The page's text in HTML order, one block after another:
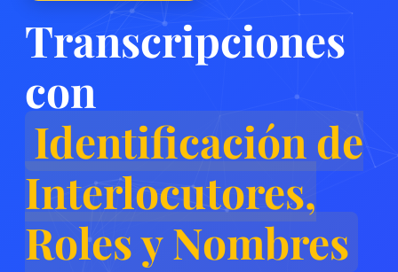
Transcripciones
con
Identificación de
Interlocutores,
Roles y Nombres